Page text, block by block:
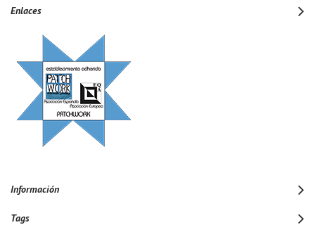
Enlaces
Información
Tags